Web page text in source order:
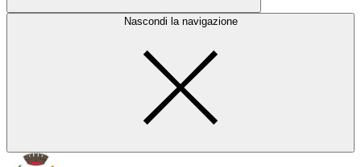
Nascondi la navigazione